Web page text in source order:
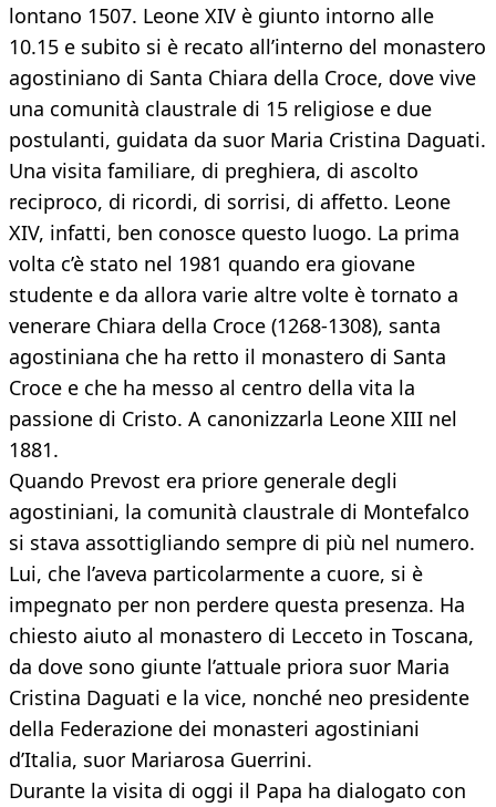
lontano 1507. Leone XIV è giunto intorno alle
10.15 e subito si è recato all’interno del monastero
agostiniano di Santa Chiara della Croce, dove vive
una comunità claustrale di 15 religiose e due
postulanti, guidata da suor Maria Cristina Daguati.
Una visita familiare, di preghiera, di ascolto
reciproco, di ricordi, di sorrisi, di affetto. Leone
XIV, infatti, ben conosce questo luogo. La prima
volta c’è stato nel 1981 quando era giovane
studente e da allora varie altre volte è tornato a
venerare Chiara della Croce (1268-1308), santa
agostiniana che ha retto il monastero di Santa
Croce e che ha messo al centro della vita la
passione di Cristo. A canonizzarla Leone XIII nel
1881.
Quando Prevost era priore generale degli
agostiniani, la comunità claustrale di Montefalco
si stava assottigliando sempre di più nel numero.
Lui, che l’aveva particolarmente a cuore, si è
impegnato per non perdere questa presenza. Ha
chiesto aiuto al monastero di Lecceto in Toscana,
da dove sono giunte l’attuale priora suor Maria
Cristina Daguati e la vice, nonché neo presidente
della Federazione dei monasteri agostiniani
d’Italia, suor Mariarosa Guerrini.
Durante la visita di oggi il Papa ha dialogato con